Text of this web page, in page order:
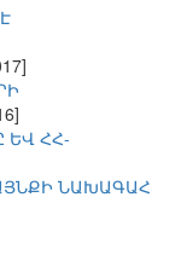
ԵՎ ՀՀ-
ՆԱԽԱԳԱՀ